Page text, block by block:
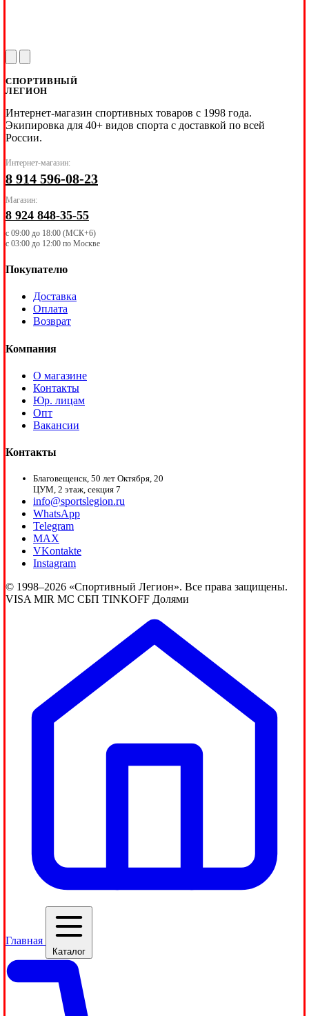
СПОРТИВНЫЙ
ЛЕГИОН
Интернет-магазин спортивных товаров с 1998 года.
Экипировка для 40+ видов спорта с доставкой по всей
России.
Интернет-магазин:
8 914 596-08-23
Магазин:
8 924 848-35-55
с 09:00 до 18:00 (МСК+6)
с 03:00 до 12:00 по Москве
Покупателю
Доставка
Оплата
Возврат
Компания
О магазине
Контакты
Юр. лицам
Опт
Вакансии
Контакты
Благовещенск, 50 лет Октября, 20
ЦУМ, 2 этаж, секция 7
info@sportslegion.ru
WhatsApp
Telegram
MAX
VKontakte
Instagram
© 1998–2026 «Спортивный Легион». Все права защищены.
VISA MIR MC СБП TINKOFF Долями
Главная
Каталог